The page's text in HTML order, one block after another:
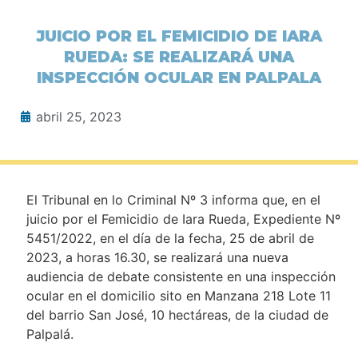
JUICIO POR EL FEMICIDIO DE IARA
RUEDA: SE REALIZARÁ UNA
INSPECCIÓN OCULAR EN PALPALA
abril 25, 2023
El Tribunal en lo Criminal Nº 3 informa que, en el
juicio por el Femicidio de Iara Rueda, Expediente Nº
5451/2022, en el día de la fecha, 25 de abril de
2023, a horas 16.30, se realizará una nueva
audiencia de debate consistente en una inspección
ocular en el domicilio sito en Manzana 218 Lote 11
del barrio San José, 10 hectáreas, de la ciudad de
Palpalá.